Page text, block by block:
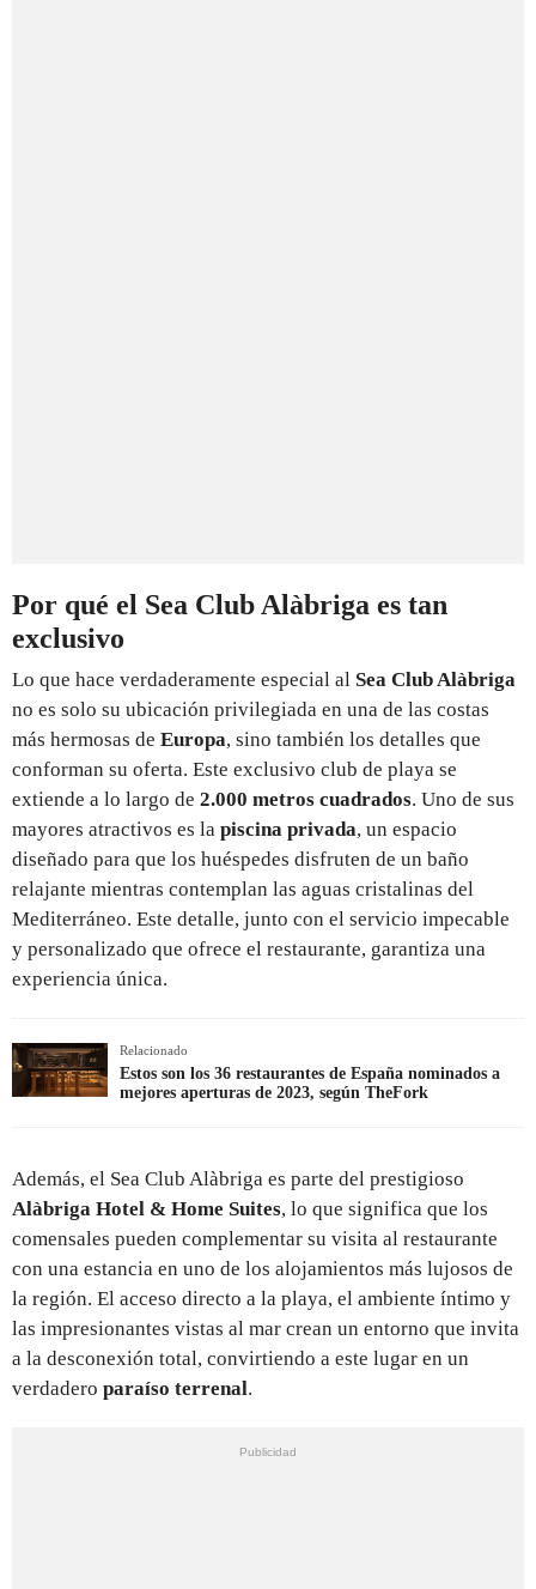
Por qué el Sea Club Alàbriga es tan
exclusivo
Lo que hace verdaderamente especial al Sea Club Alàbriga
no es solo su ubicación privilegiada en una de las costas
más hermosas de Europa, sino también los detalles que
conforman su oferta. Este exclusivo club de playa se
extiende a lo largo de 2.000 metros cuadrados. Uno de sus
mayores atractivos es la piscina privada, un espacio
diseñado para que los huéspedes disfruten de un baño
relajante mientras contemplan las aguas cristalinas del
Mediterráneo. Este detalle, junto con el servicio impecable
y personalizado que ofrece el restaurante, garantiza una
experiencia única.
Relacionado
Estos son los 36 restaurantes de España nominados a
mejores aperturas de 2023, según TheFork
Además, el Sea Club Alàbriga es parte del prestigioso
Alàbriga Hotel & Home Suites, lo que significa que los
comensales pueden complementar su visita al restaurante
con una estancia en uno de los alojamientos más lujosos de
la región. El acceso directo a la playa, el ambiente íntimo y
las impresionantes vistas al mar crean un entorno que invita
a la desconexión total, convirtiendo a este lugar en un
verdadero paraíso terrenal.